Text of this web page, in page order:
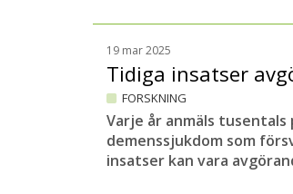
19 mar 2025
Tidiga insatser
FORSKNING
Varje år anmäls
demenssjukdom som
insatser kan vara